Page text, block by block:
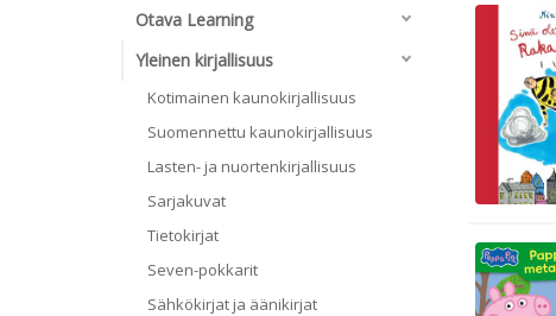
Otava Learning
Yleinen kirjallisuus
Kotimainen kaunokirjallisuus
Suomennettu kaunokirjallisuus
Lasten- ja nuortenkirjallisuus
Sarjakuvat
Tietokirjat
Seven-pokkarit
Sähkökirjat ja äänikirjat